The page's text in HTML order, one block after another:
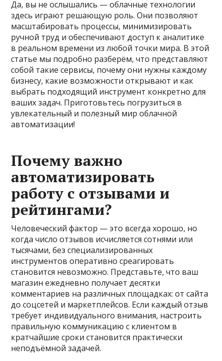
Да, вы не ослышались — облачные технологии
здесь играют решающую роль. Они позволяют
масштабировать процессы, минимизировать
ручной труд и обеспечивают доступ к аналитике
в реальном времени из любой точки мира. В этой
статье мы подробно разберём, что представляют
собой такие сервисы, почему они нужны каждому
бизнесу, какие возможности открывают и как
выбрать подходящий инструмент конкретно для
ваших задач. Приготовьтесь погрузиться в
увлекательный и полезный мир облачной
автоматизации!
Почему важно
автоматизировать
работу с отзывами и
рейтингами?
Человеческий фактор — это всегда хорошо, но
когда число отзывов исчисляется сотнями или
тысячами, без специализированных
инструментов оперативно среагировать
становится невозможно. Представьте, что ваш
магазин ежедневно получает десятки
комментариев на различных площадках: от сайта
до соцсетей и маркетплейсов. Если каждый отзыв
требует индивидуального внимания, настроить
правильную коммуникацию с клиентом в
кратчайшие сроки становится практически
неподъёмной задачей.